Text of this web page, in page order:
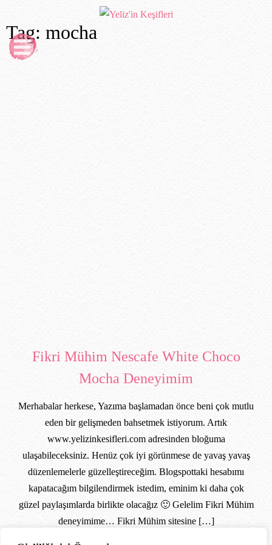
Tag: mocha
Fikri Mühim Nescafe White Choco
Mocha Deneyimim
Merhabalar herkese, Yazıma başlamadan önce beni çok mutlu
eden bir gelişmeden bahsetmek istiyorum. Artık
www.yelizinkesifleri.com adresinden bloğuma
ulaşabileceksiniz. Henüz çok iyi görünmese de yavaş yavaş
düzenlemelerle güzelleştireceğim. Blogspottaki hesabımı
kapatacağım bilgilendirmek istedim, eminim ki daha çok
güzel paylaşımlarda birlikte olacağız 🙂 Gelelim Fikri Mühim
deneyimime… Fikri Mühim sitesine […]